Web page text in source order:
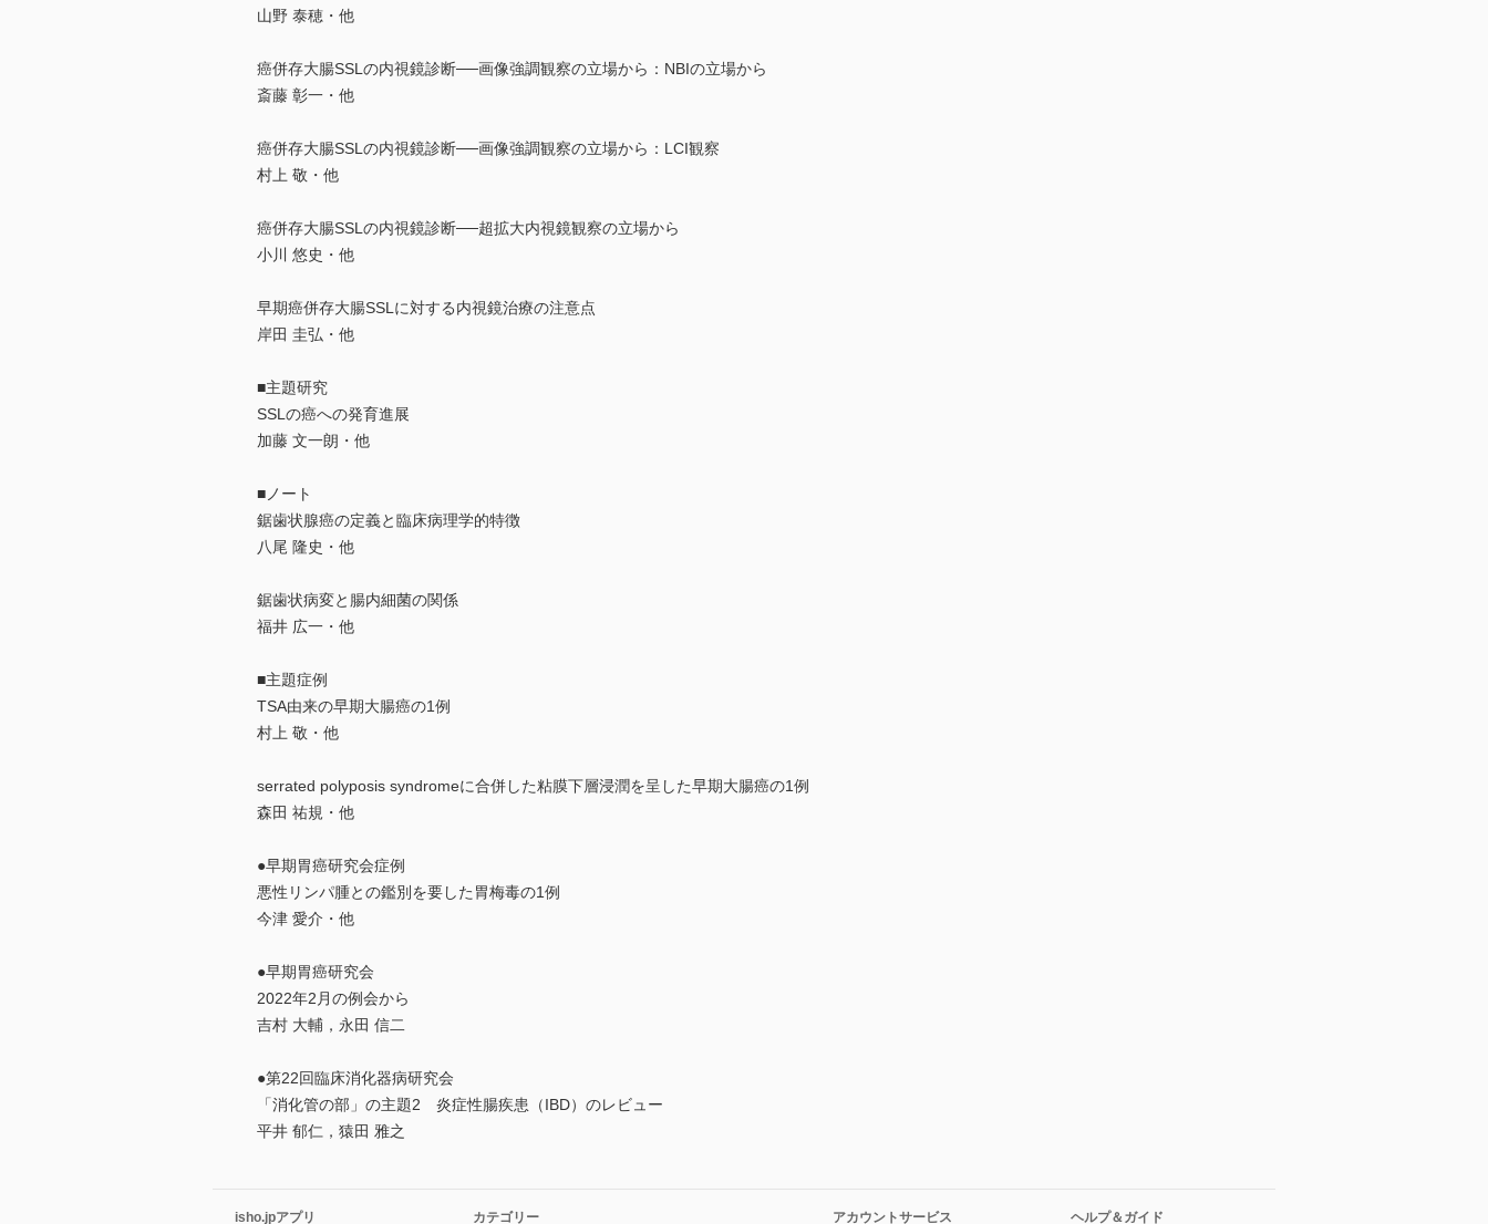
山野 泰穂・他
癌併存大腸SSLの内視鏡診断──画像強調観察の立場から：NBIの立場から
斎藤 彰一・他
癌併存大腸SSLの内視鏡診断──画像強調観察の立場から：LCI観察
村上 敬・他
癌併存大腸SSLの内視鏡診断──超拡大内視鏡観察の立場から
小川 悠史・他
早期癌併存大腸SSLに対する内視鏡治療の注意点
岸田 圭弘・他
■主題研究
SSLの癌への発育進展
加藤 文一朗・他
■ノート
鋸歯状腺癌の定義と臨床病理学的特徴
八尾 隆史・他
鋸歯状病変と腸内細菌の関係
福井 広一・他
■主題症例
TSA由来の早期大腸癌の1例
村上 敬・他
serrated polyposis syndromeに合併した粘膜下層浸潤を呈した早期大腸癌の1例
森田 祐規・他
●早期胃癌研究会症例
悪性リンパ腫との鑑別を要した胃梅毒の1例
今津 愛介・他
●早期胃癌研究会
2022年2月の例会から
吉村 大輔，永田 信二
●第22回臨床消化器病研究会
「消化管の部」の主題2 炎症性腸疾患（IBD）のレビュー
平井 郁仁，猿田 雅之
isho.jpアプリ カテゴリー アカウントサービス ヘルプ＆ガイド